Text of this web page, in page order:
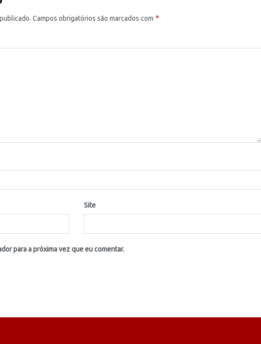
Campos obrigatórios são marcados com *
Site
para a próxima vez que eu comentar.